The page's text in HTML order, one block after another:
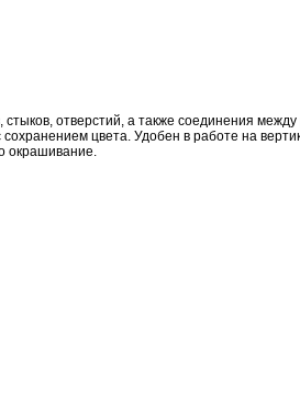
отверстий, а также соединения
цвета. Удобен в работе на
окрашивание.